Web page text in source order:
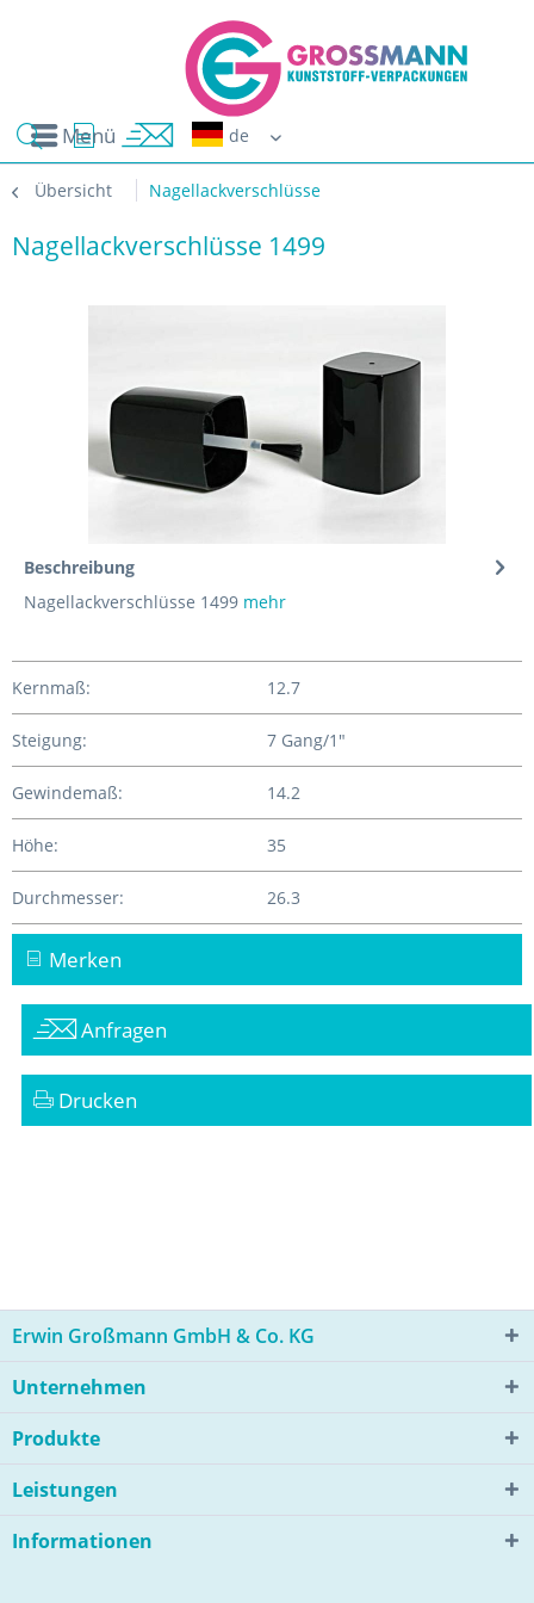
Menü
Übersicht Nagellackverschlüsse
Nagellackverschlüsse 1499
Beschreibung
Nagellackverschlüsse 1499 mehr
Kernmaß: 12.7
Steigung: 7 Gang/1"
Gewindemaß: 14.2
Höhe: 35
Durchmesser: 26.3
Merken
Anfragen
Drucken
Erwin Großmann GmbH & Co. KG
Unternehmen
Produkte
Leistungen
Informationen